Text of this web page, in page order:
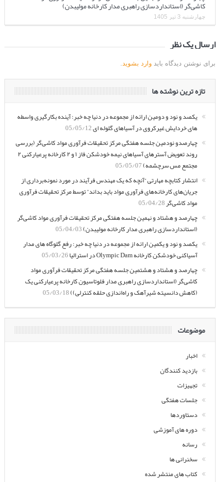
کاشی‌گر (استانداردسازی راهبری مدار کارخانه مولیبدن)
چهارشنبه 3 تیر 1405
ارسال یک نظر
برای نوشتن دیدگاه باید وارد بشوید.
تازه ترین نوشته ها
یکصد و نود و دومین ارائه از مجموعه در دنیا چه خبر: آینده بکارگیری واسطه
های خردایش غیرکروی در آسیاهای گلوله ای05/05/12
چهارصدو نودمین جلسه هفتگی مرکز تحقیقات فرآوری مواد کاشی‌گر (بررسی
روند تعویض آسترهای آسیاهای نیمه خودشکن فاز ۱ و ۲ کارخانه پرعیارکنی ۲
مجتمع مس سرچشمه)05/05/07
انتشار کتابچه مهارتی “آنچه که یک مهندس فرآیند در مورد نمونه‌برداری از
جریان‌های کارخانه‌های فرآوری مواد باید بداند” توسط مرکز تحقیقات فرآوری
مواد کاشی‌گر05/04/28
چهارصد و هشتاد و نهمین جلسه هفتگی مرکز تحقیقات فرآوری مواد کاشی‌گر
(استانداردسازی راهبری مدار کارخانه مولیبدن)05/04/03
یکصد و نود و یکمین ارائه از مجموعه در دنیا چه خبر: رفع گلوگاه های مدار
آسیاکنی خودشکن کارخانه Olympic Dam در استرالیا
05/03/26
چهارصد و هشتاد و هشتمین جلسه هفتگی مرکز تحقیقات فرآوری مواد
کاشی‌گر (استانداردسازی راهبری مدار فلوتاسیون کارخانه پرعیارکنی یک
(کاهش دانسیته شیرآهک و راه‌اندازی حلقه کنترلی))05/03/18
موضوعات
اخبار
بازدید کنندگان
تجهیزات
جلسات هفتگی
دستاوردها
دوره های آموزشی
رسانه
سخنرانی ها
کتاب های منتشر شده